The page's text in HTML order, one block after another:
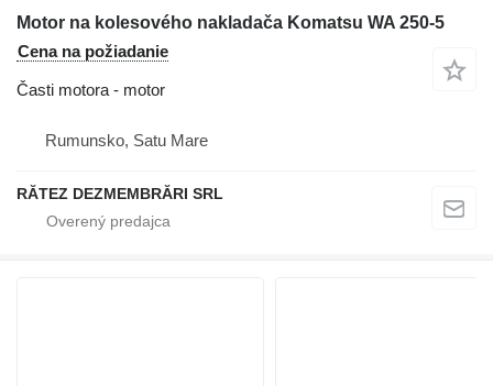
Motor na kolesového nakladača Komatsu WA 250-5
Cena na požiadanie
Časti motora - motor
Rumunsko, Satu Mare
RĂTEZ DEZMEMBRĂRI SRL